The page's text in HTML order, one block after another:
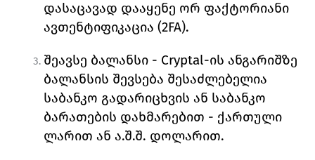
დასაცავად დააყენე ორ ფაქტორიანი
ავთენტიფიკაცია (2FA).
შეავსე ბალანსი - Cryptal-ის ანგარიშზე
ბალანსის შევსება შესაძლებელია
საბანკო გადარიცხვის ან საბანკო
ბარათების დახმარებით - ქართული
ლარით ან ა.შ.შ. დოლარით.